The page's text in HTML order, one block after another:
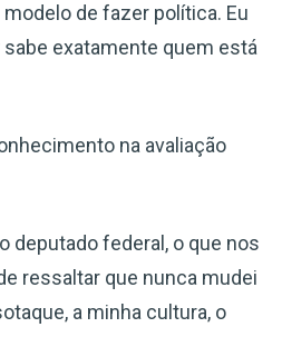
de fazer política. Eu
exatamente quem está
na avaliação
deputado federal, o que nos
ressaltar que nunca mudei
a minha cultura, o